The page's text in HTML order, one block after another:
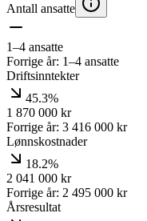
Antall ansatte
1–4 ansatte
Forrige år: 1–4 ansatte
Driftsinntekter
45.3%
1 870 000 kr
Forrige år: 3 416 000 kr
Lønnskostnader
18.2%
2 041 000 kr
Forrige år: 2 495 000 kr
Årsresultat